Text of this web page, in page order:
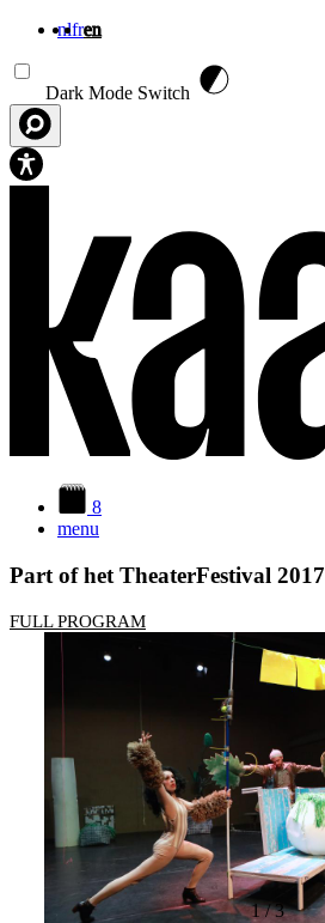
nlfren
Dark Mode Switch
8
menu
Part of het TheaterFestival 2017
FULL PROGRAM
1/3